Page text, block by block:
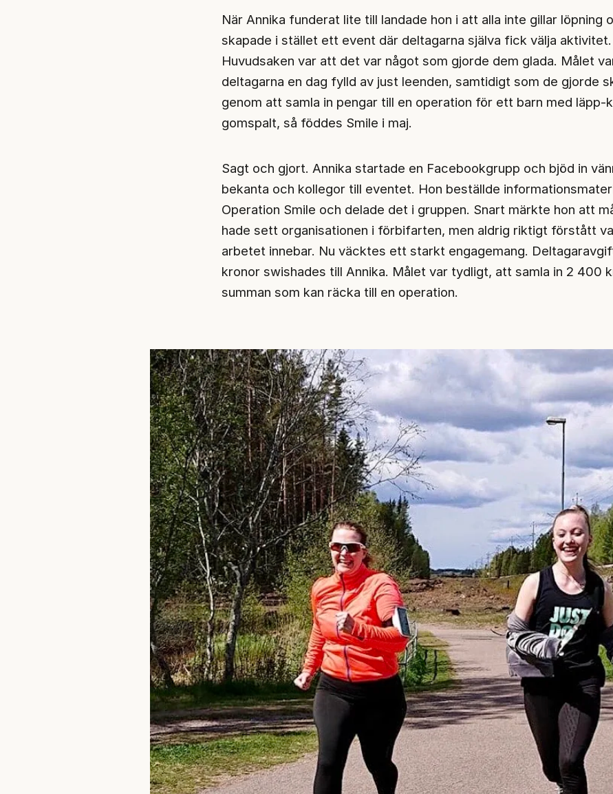
När Annika funderat lite till landade hon i att alla inte gillar löpning
skapade i stället ett event där deltagarna själva fick välja aktivitet.
Huvudsaken var att det var något som gjorde dem glada. Målet
deltagarna en dag fylld av just leenden, samtidigt som de gjorde
genom att samla in pengar till en operation för ett barn med läpp-
gomspalt, så föddes Smile i maj.
Sagt och gjort. Annika startade en Facebookgrupp och bjöd in
bekanta och kollegor till eventet. Hon beställde
Operation Smile och delade det i gruppen. Snart märkte hon att
hade sett organisationen i förbifarten, men aldrig riktigt förstått
arbetet innebar. Nu väcktes ett starkt engagemang.
kronor swishades till Annika. Målet var tydligt, att samla in 2 400
summan som kan räcka till en operation.